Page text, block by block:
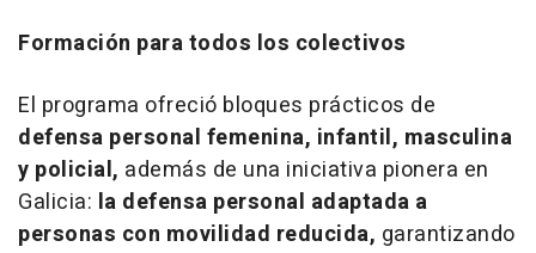
Formación para todos los colectivos
El programa ofreció bloques prácticos de
defensa personal femenina, infantil, masculina
y policial, además de una iniciativa pionera en
Galicia: la defensa personal adaptada a
personas con movilidad reducida, garantizando